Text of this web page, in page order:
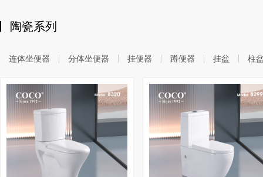
陶瓷系列
连体坐便器 分体坐便器 挂便器 蹲便器 挂盆 柱